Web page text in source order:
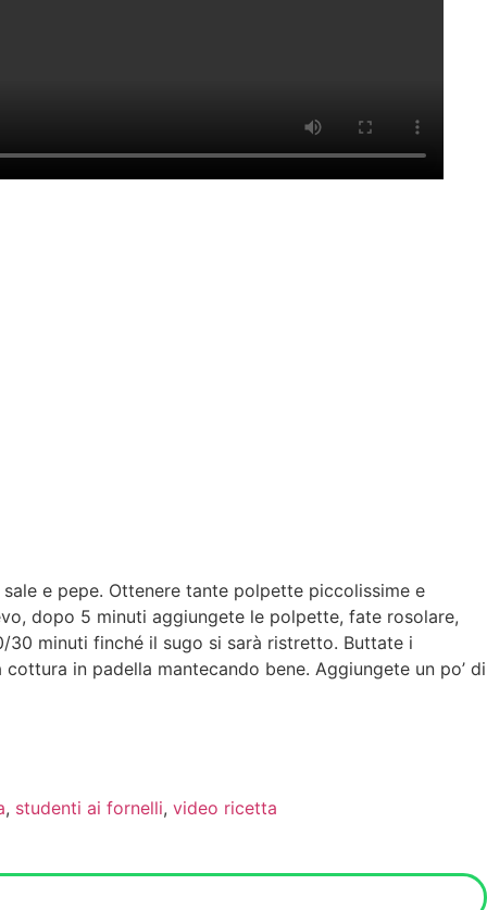
e pepe. Ottenere tante polpette piccolissime e
dopo 5 minuti aggiungete le polpette, fate rosolare,
minuti finché il sugo si sarà ristretto. Buttate i
in padella mantecando bene. Aggiungete un po’ di
, studenti ai fornelli, video ricetta